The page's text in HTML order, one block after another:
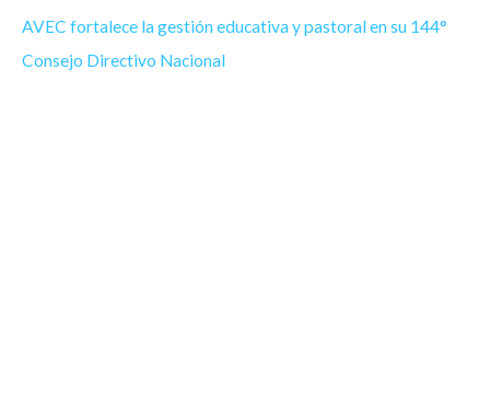
AVEC fortalece la gestión educativa y pastoral en su 144°
Consejo Directivo Nacional